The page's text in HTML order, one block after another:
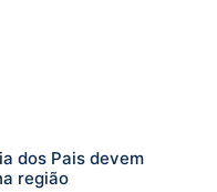
dos Pais devem
região